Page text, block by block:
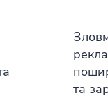
та